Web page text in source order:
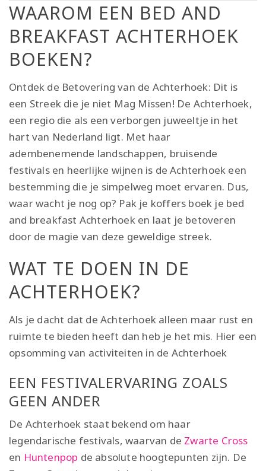
WAAROM EEN BED AND
BREAKFAST ACHTERHOEK
BOEKEN?
Ontdek de Betovering van de Achterhoek: Dit is
een Streek die je niet Mag Missen! De Achterhoek,
een regio die als een verborgen juweeltje in het
hart van Nederland ligt. Met haar
adembenemende landschappen, bruisende
festivals en heerlijke wijnen is de Achterhoek een
bestemming die je simpelweg moet ervaren. Dus,
waar wacht je nog op? Pak je koffers boek je bed
and breakfast Achterhoek en laat je betoveren
door de magie van deze geweldige streek.
WAT TE DOEN IN DE
ACHTERHOEK?
Als je dacht dat de Achterhoek alleen maar rust en
ruimte te bieden heeft dan heb je het mis. Hier een
opsomming van activiteiten in de Achterhoek
EEN FESTIVALERVARING ZOALS
GEEN ANDER
De Achterhoek staat bekend om haar
legendarische festivals, waarvan de Zwarte Cross
en Huntenpop de absolute hoogtepunten zijn. De